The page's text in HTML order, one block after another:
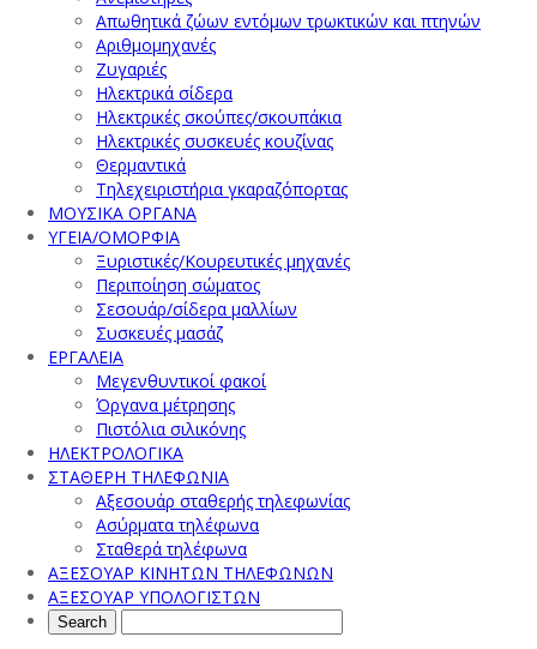
Απωθητικά ζώων εντόμων τρωκτικών και πτηνών
Αριθμομηχανές
Ζυγαριές
Ηλεκτρικά σίδερα
Ηλεκτρικές σκούπες/σκουπάκια
Ηλεκτρικές συσκευές κουζίνας
Θερμαντικά
Τηλεχειριστήρια γκαραζόπορτας
ΜΟΥΣΙΚΑ ΟΡΓΑΝΑ
ΥΓΕΙΑ/ΟΜΟΡΦΙΑ
Ξυριστικές/Κουρευτικές μηχανές
Περιποίηση σώματος
Σεσουάρ/σίδερα μαλλίων
Συσκευές μασάζ
ΕΡΓΑΛΕΙΑ
Μεγενθυντικοί φακοί
Όργανα μέτρησης
Πιστόλια σιλικόνης
ΗΛΕΚΤΡΟΛΟΓΙΚΑ
ΣΤΑΘΕΡΗ ΤΗΛΕΦΩΝΙΑ
Αξεσουάρ σταθερής τηλεφωνίας
Ασύρματα τηλέφωνα
Σταθερά τηλέφωνα
ΑΞΕΣΟΥΑΡ ΚΙΝΗΤΩΝ ΤΗΛΕΦΩΝΩΝ
ΑΞΕΣΟΥΑΡ ΥΠΟΛΟΓΙΣΤΩΝ